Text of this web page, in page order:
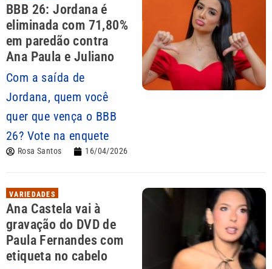
BBB 26: Jordana é
eliminada com 71,80%
em paredão contra
Ana Paula e Juliano
Com a saída de
Jordana, quem você
quer que vença o BBB
26? Vote na enquete
Rosa Santos 16/04/2026
VARIEDADES
Ana Castela vai à
gravação do DVD de
Paula Fernandes com
etiqueta no cabelo